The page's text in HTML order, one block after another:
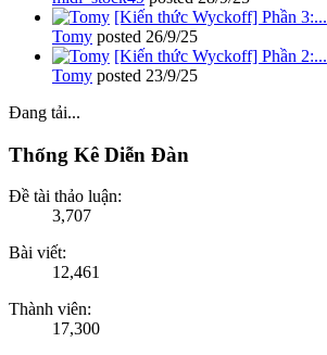
[Kiến thức Wyckoff] Phần 3:...
Tomy posted 26/9/25
[Kiến thức Wyckoff] Phần 2:...
Tomy posted 23/9/25
Đang tải...
Thống Kê Diễn Đàn
Đề tài thảo luận:
3,707
Bài viết:
12,461
Thành viên:
17,300